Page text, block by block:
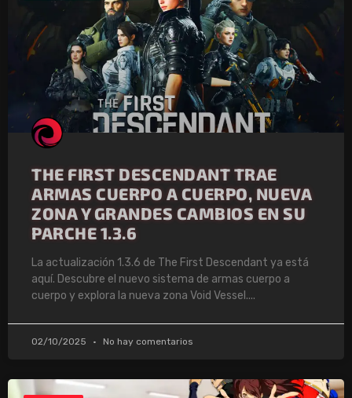
THE FIRST DESCENDANT TRAE
ARMAS CUERPO A CUERPO, NUEVA
ZONA Y GRANDES CAMBIOS EN SU
PARCHE 1.3.6
La actualización 1.3.6 de The First Descendant ya está
aquí. Descubre el nuevo sistema de armas cuerpo a
cuerpo y explora la nueva zona Void Vessel.
02/10/2025 No hay comentarios